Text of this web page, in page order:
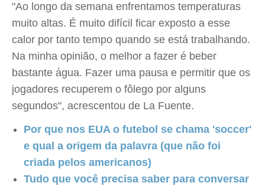
"Ao longo da semana enfrentamos temperaturas
muito altas. É muito difícil ficar exposto a esse
calor por tanto tempo quando se está trabalhando.
Na minha opinião, o melhor a fazer é beber
bastante água. Fazer uma pausa e permitir que os
jogadores recuperem o fôlego por alguns
segundos", acrescentou de La Fuente.
Por que nos EUA o futebol se chama 'soccer'
e qual a origem da palavra (que não foi
criada pelos americanos)
Tudo que você precisa saber para conversar